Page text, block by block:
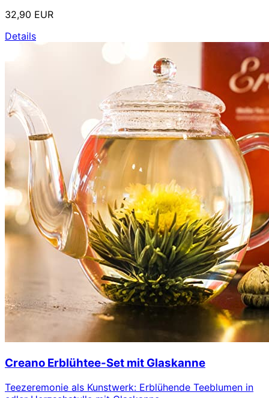
32,90 EUR
Details
Creano Erblühtee-Set mit Glaskanne
Teezeremonie als Kunstwerk: Erblühende Teeblumen in